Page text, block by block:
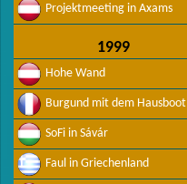
Projektmeeting in Axams
1999
Hohe Wand
Burgund mit dem Hausboot
SoFi in Sávár
Faul in Griechenland